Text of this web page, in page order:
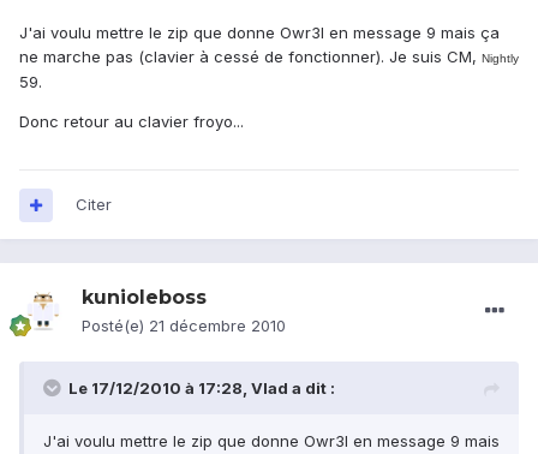
J'ai voulu mettre le zip que donne Owr3l en message 9 mais ça
ne marche pas (clavier à cessé de fonctionner). Je suis CM, Nightly
59.
Donc retour au clavier froyo...
Citer
kunioleboss
Posté(e) 21 décembre 2010
Le 17/12/2010 à 17:28, Vlad a dit :
J'ai voulu mettre le zip que donne Owr3l en message 9 mais